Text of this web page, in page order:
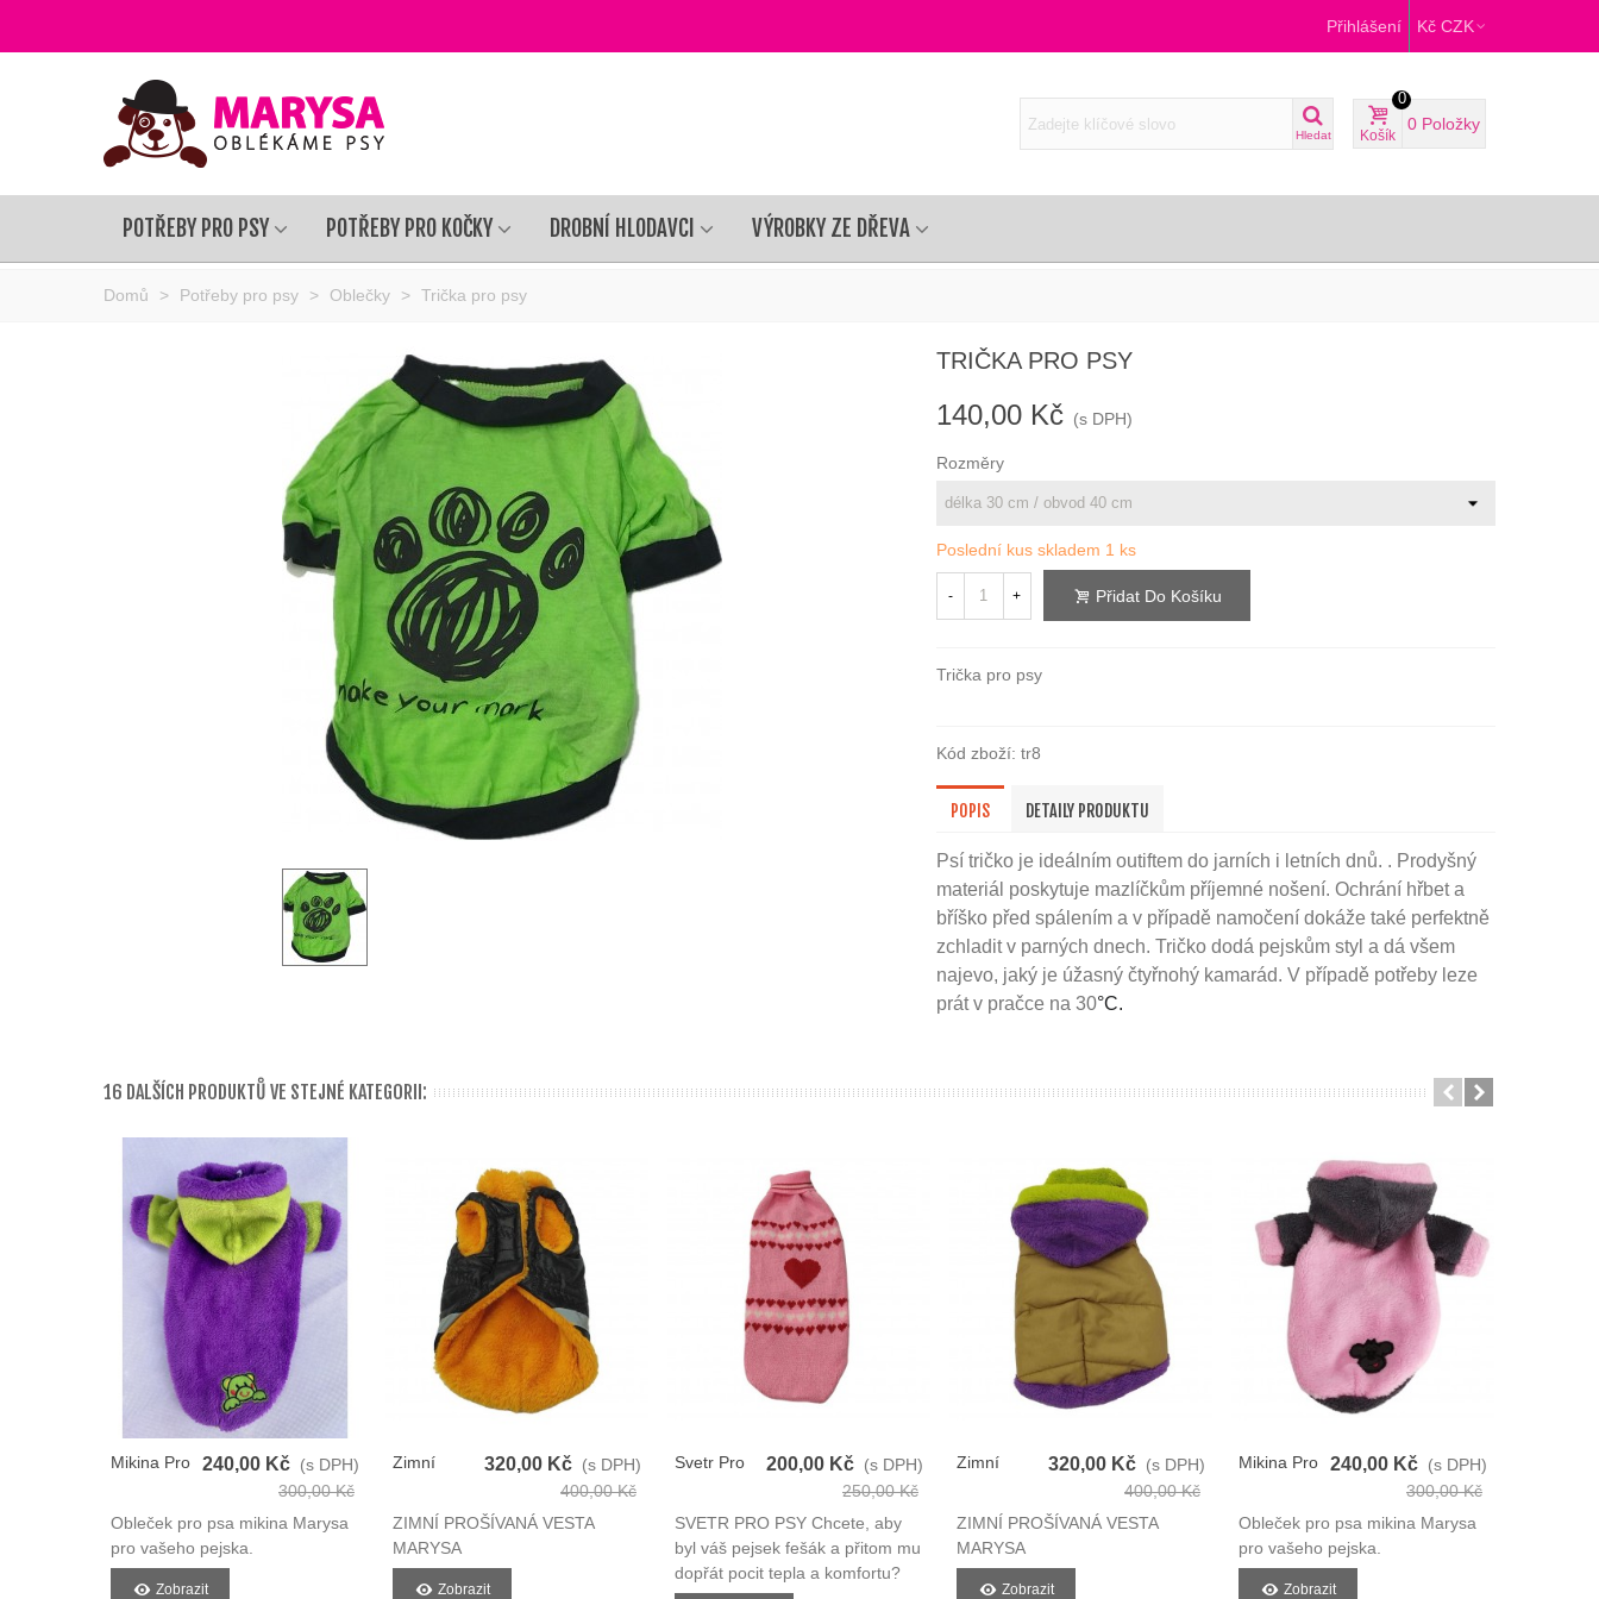
Přihlášení Kč CZK
Hledat Košík
0
0 Položky
POTŘEBY PRO PSY POTŘEBY PRO KOČKY DROBNÍ HLODAVCI VÝROBKY ZE DŘEVA
Domů > Potřeby pro psy > Oblečky > Trička pro psy
TRIČKA PRO PSY
140,00 Kč (s DPH)
Rozměry
Poslední kus skladem 1 ks
- + Přidat Do Košíku
Trička pro psy
Kód zboží: tr8
POPIS DETAILY PRODUKTU
Psí tričko je ideálním outiftem do jarních i letních dnů. . Prodyšný
materiál poskytuje mazlíčkům příjemné nošení. Ochrání hřbet a
bříškopřed spálením a v případě namočení dokáže také perfektně
zchladit v parných dnech. Tričko dodá pejskům styl a dá všem
najevo, jaký je úžasný čtyřnohý kamarád. V případě potřeby leze
prát v pračce na 30°C.
16 DALŠÍCH PRODUKTŮ VE STEJNÉ KATEGORII:
Mikina Pro
240,00 Kč (s DPH)
300,00 Kč
Obleček pro psa mikina Marysa
pro vašeho pejska.
Zobrazit
Zimní
Vesta Pro
320,00 Kč (s DPH)
400,00 Kč
ZIMNÍ PROŠÍVANÁ VESTA
MARYSA
Zobrazit
Svetr Pro
200,00 Kč (s DPH)
250,00 Kč
SVETR PRO PSY Chcete, aby
byl váš pejsek fešák a přitom mu
dopřát pocit tepla a komfortu?
Zimní
Vesta Pro
320,00 Kč (s DPH)
400,00 Kč
ZIMNÍ PROŠÍVANÁ VESTA
MARYSA
Zobrazit
Mikina Pro
240,00 Kč (s DPH)
300,00 Kč
Obleček pro psa mikina Marysa
pro vašeho pejska.
Zobrazit